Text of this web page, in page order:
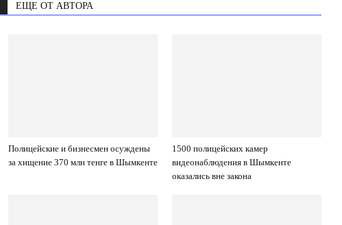
ЕЩЕ ОТ АВТОРА
Полицейские и бизнесмен осуждены
за хищение 370 млн тенге в Шымкенте
1500 полицейских камер
видеонаблюдения в Шымкенте
оказались вне закона